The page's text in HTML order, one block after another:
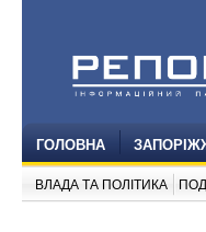
ГОЛОВНА
ВЛАДА ТА ПОЛІТИКА